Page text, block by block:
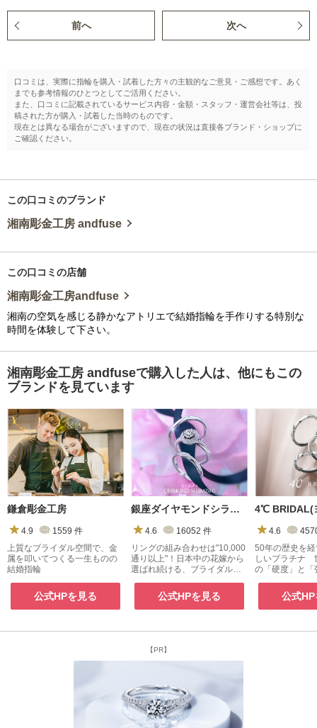
前へ 次へ
口コミは、実際に指輪を購入・試着した方々の主観的なご意見・ご感想です。あく
までも参考情報のひとつとしてご活用ください。
また、口コミに記載されているサービス内容・金額・スタッフ・運営会社等は、投
稿された方が購入・試着した当時のものです。
現在とは異なる場合がございますので、現在の状況は直接各ブランド・ショップに
ご確認ください。
この口コミのブランド
湘南彫金工房 andfuse
この口コミの店舗
湘南彫金工房andfuse
湘南の空気を感じる静かなアトリエで結婚指輪を手作りする特別な
時間を体験して下さい。
湘南彫金工房 andfuseで購入した人は、他にもこの
ブランドを見ています
鎌倉彫金工房
4.9 1559 件
上質なブライダル空間で、金
属を叩いてつくる一生ものの
結婚指輪
公式HPを見る
銀座ダイヤモンドシライシ
4.6 16052 件
リングの組み合わせは"10,000
通り以上"！日本中の花嫁から
選ばれ続ける、ブライダルジ
公式HPを見る
4.6
50年の歴史を
しいプラチナ
の「硬度」と「
公式
【PR】